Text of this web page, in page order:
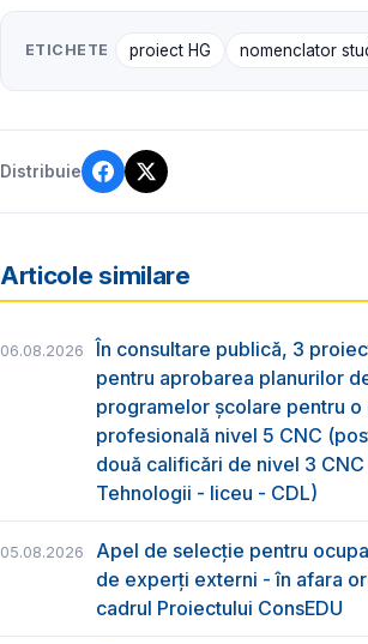
ETICHETE proiect HG nomenclator
Distribuie
Articole similare
06.08.2026
În consultare publică, 3
pentru aprobarea planurilor
programelor școlare pentru
profesională nivel 5 CNC
două calificări de nivel 3
Tehnologii - liceu - CDL)
05.08.2026
Apel de selecție pentru
de experți externi - în afara
cadrul Proiectului ConsEDU